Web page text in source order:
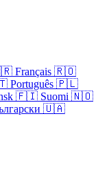
Français 🇷🇴
Português 🇵🇱
🇫🇮 Suomi 🇳🇴
🇺🇦